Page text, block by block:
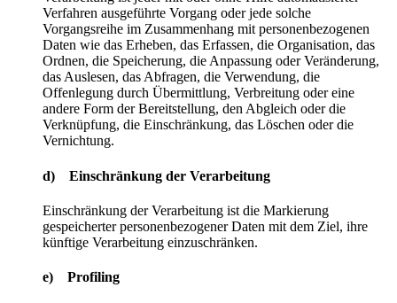
Verfahren ausgeführte Vorgang oder jede solche
Vorgangsreihe im Zusammenhang mit personenbezogenen
Daten wie das Erheben, das Erfassen, die Organisation, das
Ordnen, die Speicherung, die Anpassung oder Veränderung,
das Auslesen, das Abfragen, die Verwendung, die
Offenlegung durch Übermittlung, Verbreitung oder eine
andere Form der Bereitstellung, den Abgleich oder die
Verknüpfung, die Einschränkung, das Löschen oder die
Vernichtung.
d) Einschränkung der Verarbeitung
Einschränkung der Verarbeitung ist die Markierung
gespeicherter personenbezogener Daten mit dem Ziel, ihre
künftige Verarbeitung einzuschränken.
e) Profiling